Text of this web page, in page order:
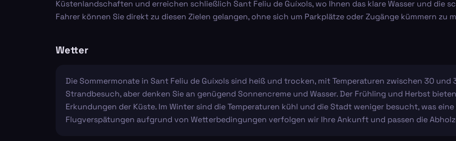
Küstenlandschaften und erreichen schließlich Sant Feliu de Guíxols, wo Ihnen das klare Wasser und die
Fahrer können Sie direkt zu diesen Zielen gelangen, ohne sich um Parkplätze oder Zugänge kümmern zu
Wetter
Die Sommermonate in Sant Feliu de Guíxols sind heiß und trocken, mit Temperaturen zwischen 30 und
Strandbesuch, aber denken Sie an genügend Sonnencreme und Wasser. Der Frühling und Herbst
Erkundungen der Küste. Im Winter sind die Temperaturen kühl und die Stadt weniger besucht, was
Flugverspätungen aufgrund von Wetterbedingungen verfolgen wir Ihre Ankunft und passen die